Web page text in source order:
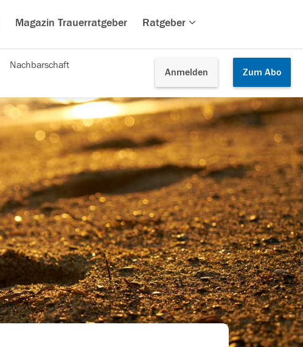
Magazin Trauerratgeber Ratgeber
Anmelden Zum Abo
Nachbarschaft